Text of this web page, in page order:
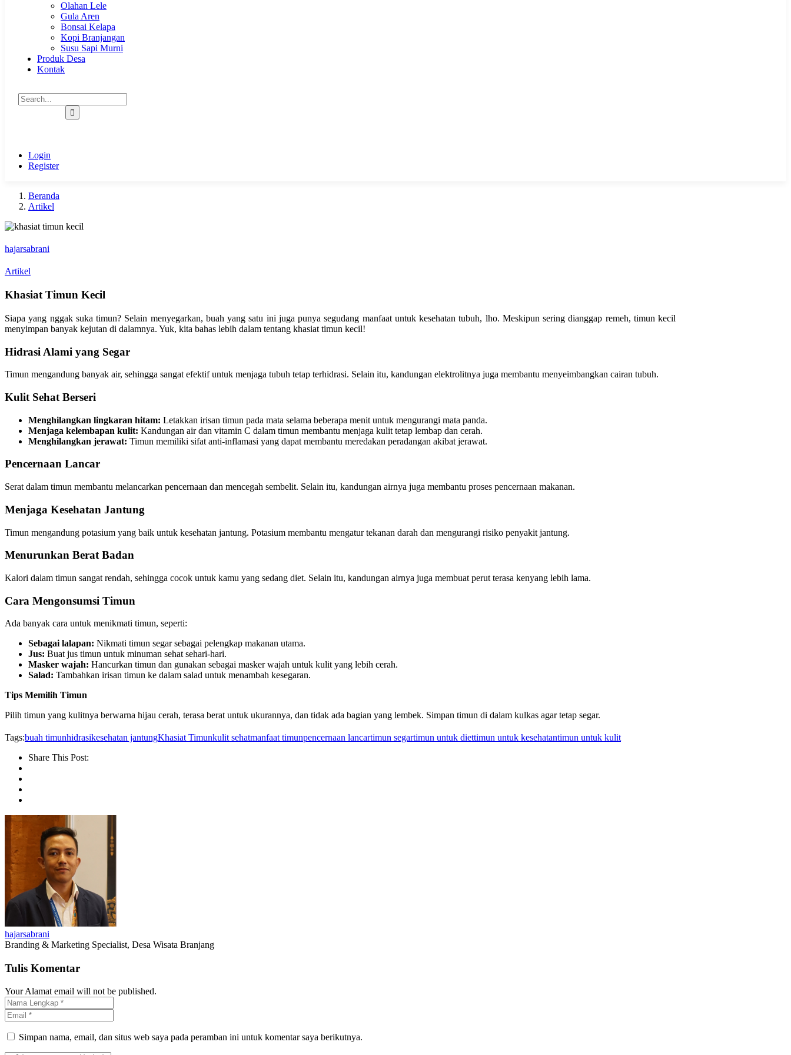
Olahan Lele
Gula Aren
Bonsai Kelapa
Kopi Branjangan
Susu Sapi Murni
Produk Desa
Kontak
Login
Register
Beranda
Artikel
hajarsabrani
Artikel
Khasiat Timun Kecil
Siapa yang nggak suka timun? Selain menyegarkan, buah yang satu ini juga punya segudang manfaat untuk kesehatan tubuh, lho. Meskipun sering dianggap remeh, timun kecil
menyimpan banyak kejutan di dalamnya. Yuk, kita bahas lebih dalam tentang khasiat timun kecil!
Hidrasi Alami yang Segar
Timun mengandung banyak air, sehingga sangat efektif untuk menjaga tubuh tetap terhidrasi. Selain itu, kandungan elektrolitnya juga membantu menyeimbangkan cairan tubuh.
Kulit Sehat Berseri
Menghilangkan lingkaran hitam: Letakkan irisan timun pada mata selama beberapa menit untuk mengurangi mata panda.
Menjaga kelembapan kulit: Kandungan air dan vitamin C dalam timun membantu menjaga kulit tetap lembap dan cerah.
Menghilangkan jerawat: Timun memiliki sifat anti-inflamasi yang dapat membantu meredakan peradangan akibat jerawat.
Pencernaan Lancar
Serat dalam timun membantu melancarkan pencernaan dan mencegah sembelit. Selain itu, kandungan airnya juga membantu proses pencernaan makanan.
Menjaga Kesehatan Jantung
Timun mengandung potasium yang baik untuk kesehatan jantung. Potasium membantu mengatur tekanan darah dan mengurangi risiko penyakit jantung.
Menurunkan Berat Badan
Kalori dalam timun sangat rendah, sehingga cocok untuk kamu yang sedang diet. Selain itu, kandungan airnya juga membuat perut terasa kenyang lebih lama.
Cara Mengonsumsi Timun
Ada banyak cara untuk menikmati timun, seperti:
Sebagai lalapan: Nikmati timun segar sebagai pelengkap makanan utama.
Jus: Buat jus timun untuk minuman sehat sehari-hari.
Masker wajah: Hancurkan timun dan gunakan sebagai masker wajah untuk kulit yang lebih cerah.
Salad: Tambahkan irisan timun ke dalam salad untuk menambah kesegaran.
Tips Memilih Timun
Pilih timun yang kulitnya berwarna hijau cerah, terasa berat untuk ukurannya, dan tidak ada bagian yang lembek. Simpan timun di dalam kulkas agar tetap segar.
Tags:buah timunhidrasikesehatan jantungKhasiat Timunkulit sehatmanfaat timunpencernaan lancartimun segartimun untuk diettimun untuk kesehatantimun untuk kulit
Share This Post:
hajarsabrani
Branding & Marketing Specialist, Desa Wisata Branjang
Tulis Komentar
Your Alamat email will not be published.
Simpan nama, email, dan situs web saya pada peramban ini untuk komentar saya berikutnya.